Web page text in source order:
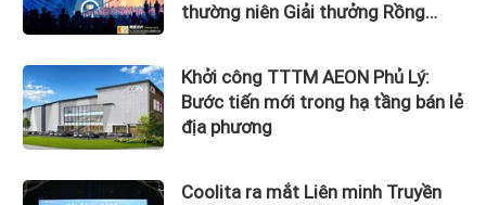
thường niên Giải thưởng Rồng
trọng thể
Khởi công TTTM AEON Phủ Lý:
Bước tiến mới trong hạ tầng bán lẻ
địa phương
Coolita ra mắt Liên minh Truyền